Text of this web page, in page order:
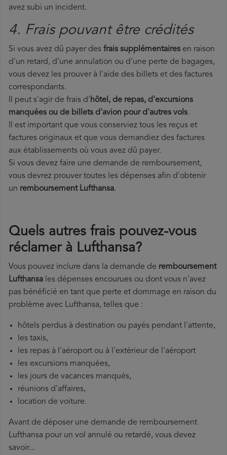
avez subi un incident.
4. Frais pouvant être crédités
Si vous avez dû payer des frais supplémentaires en raison
d'un retard, d'une annulation ou d'une perte de bagages,
vous devez les prouver à l'aide des billets et des factures
correspondants.
Il peut s'agir de frais d'hôtel, de repas, d'excursions
manquées ou de billets d'avion pour d'autres vols.
Il est important que vous conserviez tous les reçus et
factures originaux et que vous demandiez des factures
aux établissements où vous avez dû payer.
Si vous devez faire une demande de remboursement,
vous devrez prouver toutes les dépenses afin d'obtenir
un remboursement Lufthansa.
Quels autres frais pouvez-vous
réclamer à Lufthansa?
Vous pouvez inclure dans la demande de remboursement
Lufthansa les dépenses encourues ou dont vous n'avez
pas bénéficié en tant que perte et dommage en raison du
problème avec Lufthansa, telles que :
hôtels perdus à destination ou payés pendant l'attente,
les taxis,
les repas à l'aéroport ou à l'extérieur de l'aéroport
les excursions manquées,
les jours de vacances manqués,
réunions d'affaires,
location de voiture.
Avant de déposer une demande de remboursement
Lufthansa pour un vol annulé ou retardé, vous devez
savoir...